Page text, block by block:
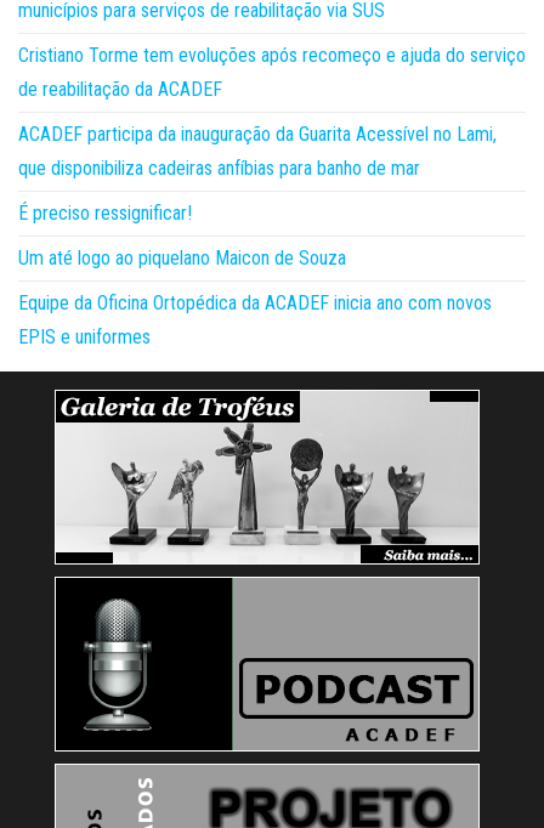
municípios para serviços de reabilitação via SUS
Cristiano Torme tem evoluções após recomeço e ajuda do serviço
de reabilitação da ACADEF
ACADEF participa da inauguração da Guarita Acessível no Lami,
que disponibiliza cadeiras anfíbias para banho de mar
É preciso ressignificar!
Um até logo ao piquelano Maicon de Souza
Equipe da Oficina Ortopédica da ACADEF inicia ano com novos
EPIS e uniformes